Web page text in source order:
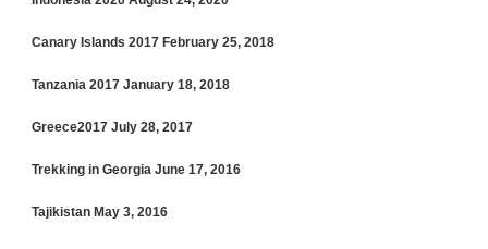
Canary Islands 2017 February 25, 2018
Tanzania 2017 January 18, 2018
Greece2017 July 28, 2017
Trekking in Georgia June 17, 2016
Tajikistan May 3, 2016